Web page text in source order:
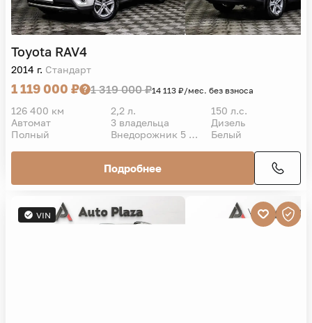
Toyota RAV4
2014 г. Стандарт
1 119 000 ₽ 1 319 000 ₽14 113 ₽/мес. без взноса
126 400 км 2,2 л.
150 л.с.
Автомат
3 владельца
Дизель
Полный
Внедорожник 5 дв. Белый
Подробнее
VIN